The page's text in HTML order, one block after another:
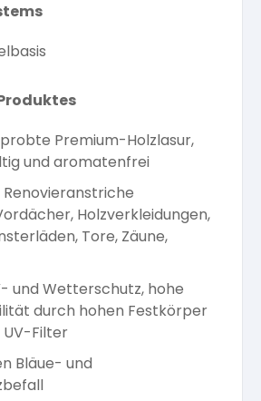
Premium-Holzlasur,
und aromatenfrei
Renovieranstriche
Holzverkleidungen,
Tore, Zäune,
und Wetterschutz, hohe
durch hohen Festkörper
UV-Filter
Bläue- und